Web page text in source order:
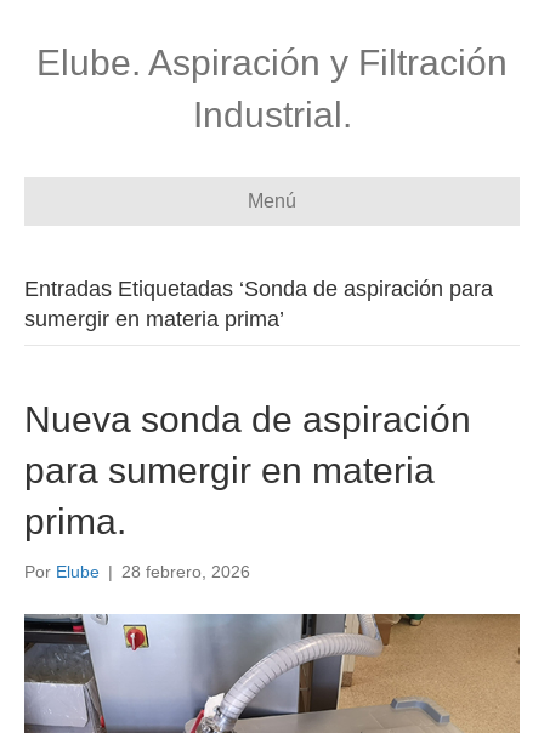
Elube. Aspiración y Filtración
Industrial.
Menú
Entradas Etiquetadas ‘Sonda de aspiración para
sumergir en materia prima’
Nueva sonda de aspiración
para sumergir en materia
prima.
Por Elube | 28 febrero, 2026